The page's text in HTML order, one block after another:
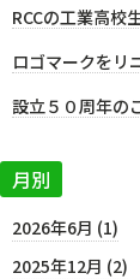
RCCの工業高校
ロゴマークをリ
設立５０周年の
月別
2026年6月 (1)
2025年12月 (2)